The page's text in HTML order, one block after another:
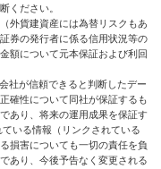
ください。
外貨建資産には為替リスクもあ
券の発行者に係る信用状況等の
額について元本保証および利回
社が信頼できると判断したデー
確性について同社が保証するも
あり、将来の運用成果を保証す
いる情報（リンクされている
損害についても一切の責任を負
あり、今後予告なく変更される